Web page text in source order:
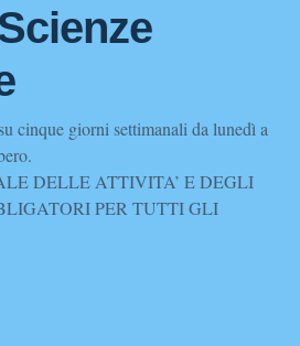
cinque giorni settimanali da lunedì a
DELLE ATTIVITA’ E DEGLI
PER TUTTI GLI